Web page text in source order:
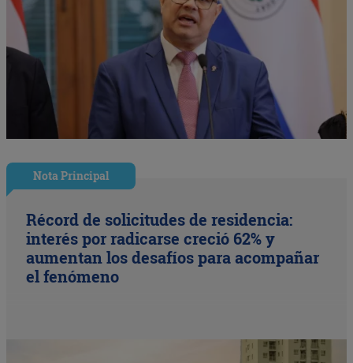
Nota Principal
Récord de solicitudes de residencia:
interés por radicarse creció 62% y
aumentan los desafíos para acompañar
el fenómeno